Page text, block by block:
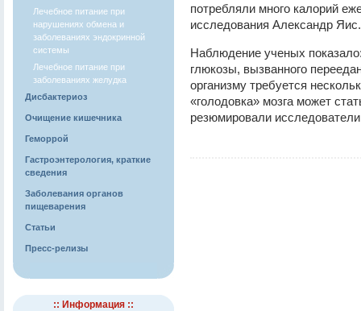
Лечебное питание при
нарушениях обмена и
заболеваниях эндокринной
системы
Лечебное питание при
заболеваниях желудка
Дисбактериоз
Очищение кишечника
Геморрой
Гастроэнтерология, краткие
сведения
Заболевания органов
пищеварения
Статьи
Пресс-релизы
:: Информация ::
потребляли много калорий
исследования Александр Яис.
Наблюдение ученых
глюкозы, вызванного
организму требуется
«голодовка» мозга может
резюмировали